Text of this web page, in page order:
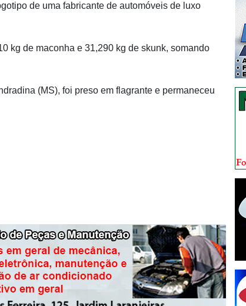
de uma fabricante de automóveis de luxo
kg de maconha e 31,290 kg de skunk, somando
(MS), foi preso em flagrante e permaneceu